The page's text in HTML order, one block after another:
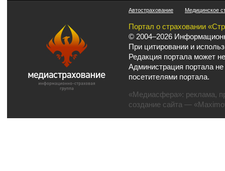
Автострахование Медицинское
Портал о страховании
© 2004–2026
При цитировании и
Редакция портала может
Администрация портала
посетителями портала.
«Медиасфера»: реклама,
создание сайта —